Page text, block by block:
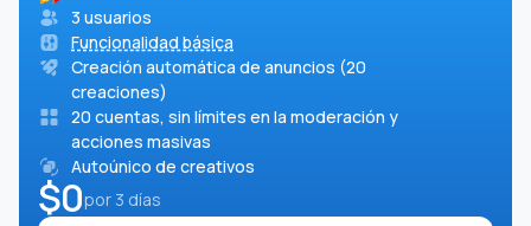
3 usuarios
Funcionalidad básica
Creación automática de anuncios (20
creaciones)
20 cuentas, sin límites en la moderación y
acciones masivas
Autoúnico de creativos
$0por 3 días